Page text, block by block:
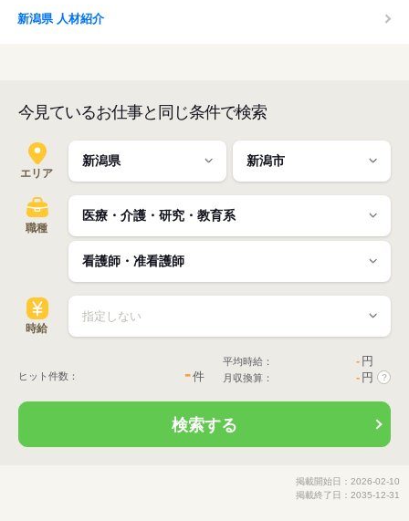
新潟県 人材紹介
今見ているお仕事と同じ条件で検索
エリア
職種
時給
ヒット件数： -件
平均時給： - 円
月収換算： - 円 ?
検索する
掲載開始日：2026-02-10
掲載終了日：2035-12-31